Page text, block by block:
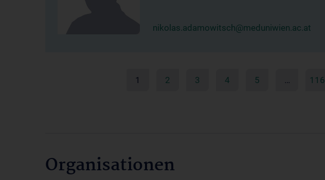
nikolas.adamowitsch@meduniwien.ac.at
1 2 3 4 5 … 116
Organisationen